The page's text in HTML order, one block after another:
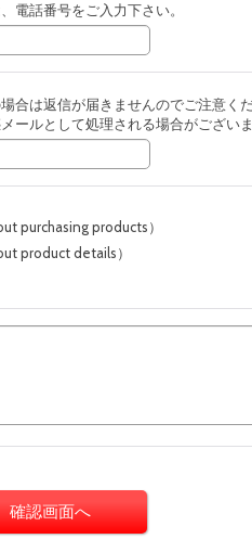
電話番号をご入力下さい。
合は返信が届きませんのでご注意くだ
ールとして処理される場合がござい
purchasing products）
product details）